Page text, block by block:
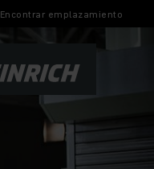
Encontrar emplazamiento